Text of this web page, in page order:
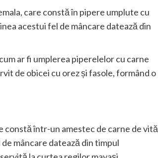
care constă în pipere umplute cu
acestui fel de mâncare datează din
ar fi umplerea piperelelor cu carne
de obicei cu orez și fasole, formând o
constă într-un amestec de carne de vită
mâncare datează din timpul